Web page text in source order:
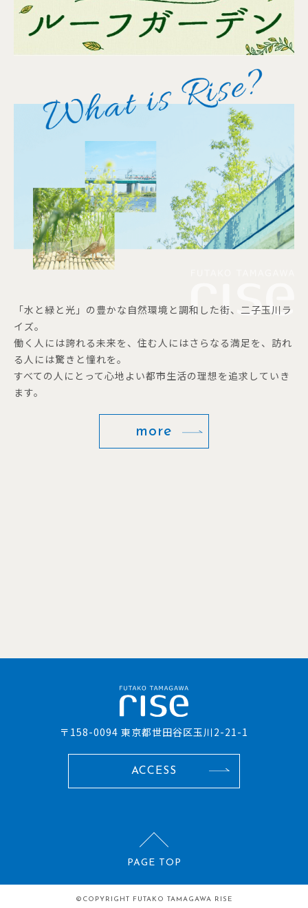
「水と緑と光」の豊かな自然環境と調和した街、二子玉川ラ
イズ。
働く人には誇れる未来を、住む人にはさらなる満足を、訪れ
る人には驚きと憧れを。
すべての人にとって心地よい都市生活の理想を追求していき
ます。
more
〒158-0094 東京都世田谷区玉川2-21-1
ACCESS
PAGE TOP
©COPYRIGHT FUTAKO TAMAGAWA RISE